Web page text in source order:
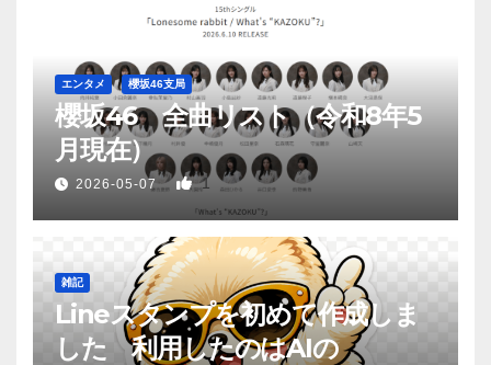
エンタメ 櫻坂46支局
櫻坂46 全曲リスト（令和8年5
月現在）
2026-05-07 1
雑記
Lineスタンプを初めて作成しま
した 利用したのはAIの